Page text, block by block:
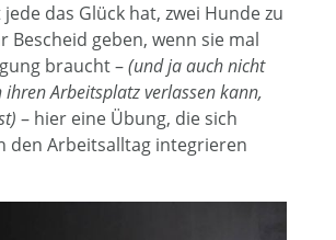
das Glück hat, zwei Hunde zu
Bescheid geben, wenn sie mal
braucht –(und ja auch nicht
Arbeitsplatz verlassen kann,
– hier eine Übung, die sich
den Arbeitsalltag integrieren